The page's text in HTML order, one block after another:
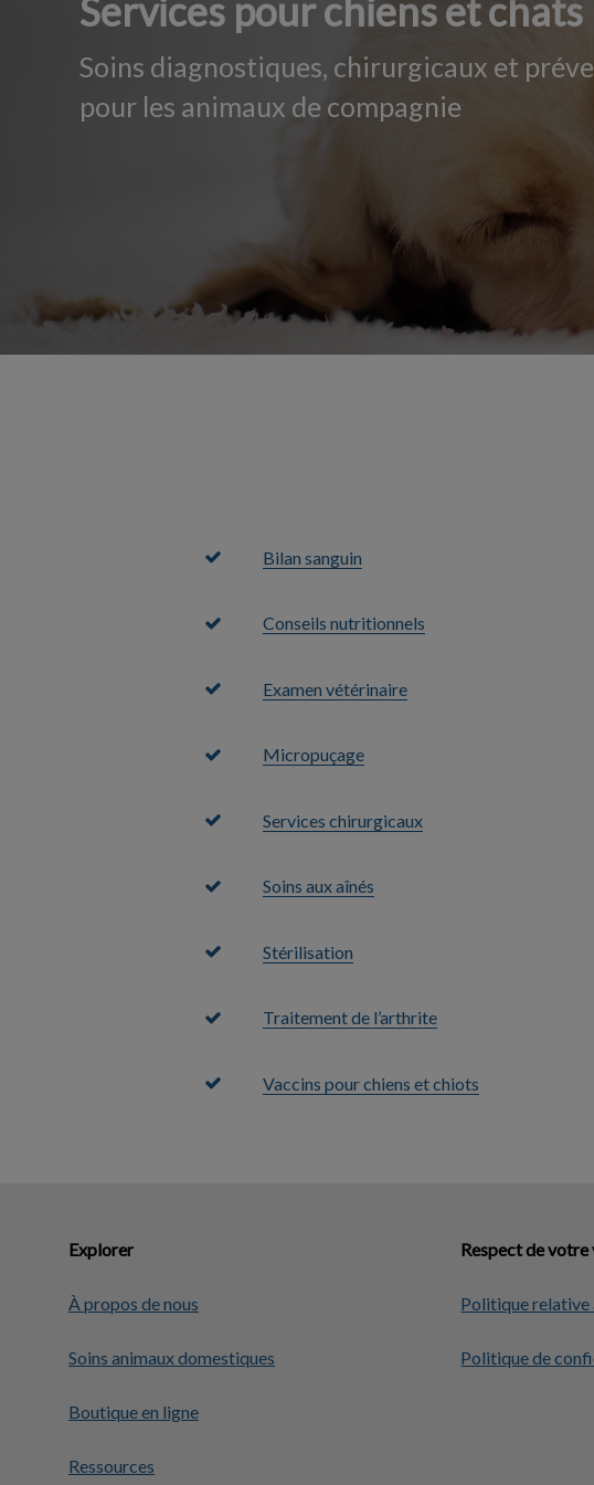
Services pour chiens et chats
Soins diagnostiques, chirurgicaux et
pour les animaux de compagnie
Bilan sanguin
Conseils nutritionnels
Examen vétérinaire
Micropuçage
Services chirurgicaux
Soins aux aînés
Stérilisation
Traitement de l’arthrite
Vaccins pour chiens et chiots
Explorer
À propos de nous
Soins animaux domestiques
Boutique en ligne
Ressources
Respect de votre
Politique relative
Politique de